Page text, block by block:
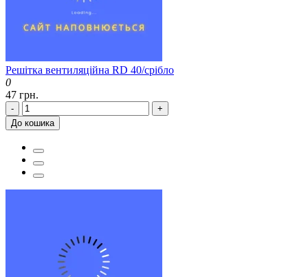
Решітка вентиляційна RD 40/срібло
0
47 грн.
-
+
До кошика